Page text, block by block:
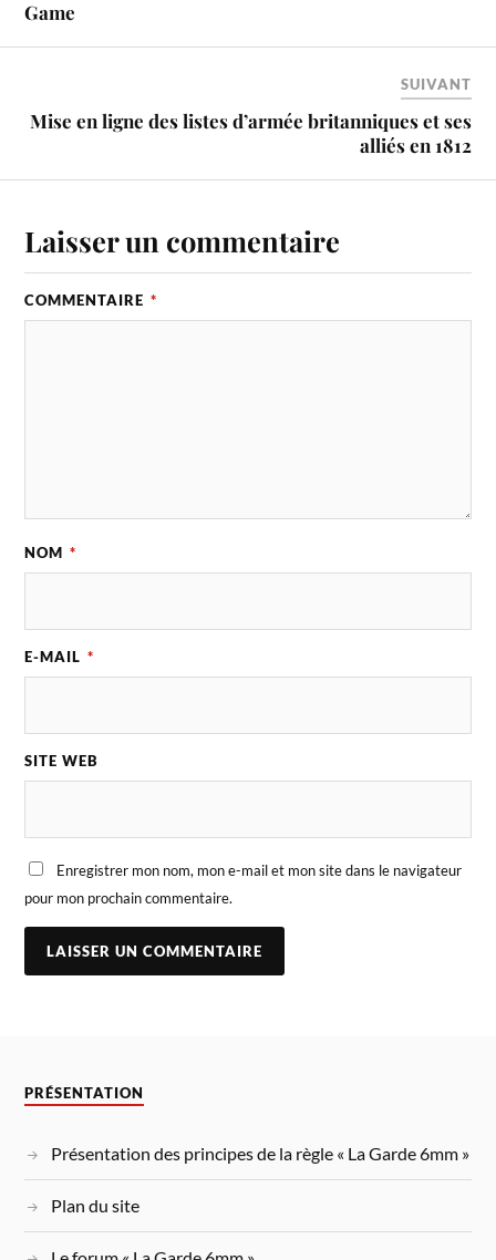
Game
SUIVANT
Mise en ligne des listes d’armée britanniques et ses
alliés en 1812
Laisser un commentaire
COMMENTAIRE *
NOM *
E-MAIL *
SITE WEB
Enregistrer mon nom, mon e-mail et mon site dans le navigateur
pour mon prochain commentaire.
PRÉSENTATION
Présentation des principes de la règle « La Garde 6mm »
Plan du site